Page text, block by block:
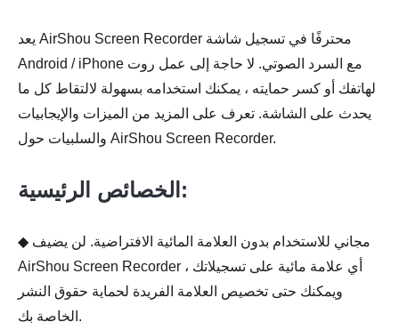
يعد AirShou Screen Recorder محترفًا في تسجيل شاشة
Android / iPhone مع السرد الصوتي. لا حاجة إلى عمل روت
لهاتفك أو كسر حمايته ، يمكنك استخدامه بسهولة لالتقاط كل ما
يحدث على الشاشة. تعرف على المزيد من الميزات والإيجابيات
والسلبيات حول AirShou Screen Recorder.
الخصائص الرئيسية:
◆ مجاني للاستخدام بدون العلامة المائية الافتراضية. لن يضيف
AirShou Screen Recorder أي علامة مائية على تسجيلاتك ،
ويمكنك حتى تخصيص العلامة الفريدة لحماية حقوق النشر
الخاصة بك.